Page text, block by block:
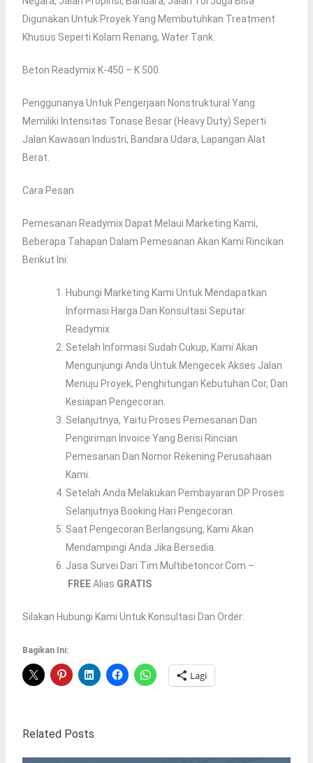
Digunakan Untuk Proyek Yang Membutuhkan Treatment
Khusus Seperti Kolam Renang, Water Tank.
Beton Readymix K-450 – K 500.
Penggunanya Untuk Pengerjaan Nonstruktural Yang
Memiliki Intensitas Tonase Besar (heavy Duty) Seperti
Jalan Kawasan Industri, Bandara Udara, Lapangan Alat
Berat.
Cara Pesan
Pemesanan Readymix Dapat Melaui Marketing Kami,
Beberapa Tahapan Dalam Pemesanan Akan Kami Rincikan
Berikut Ini:
Hubungi Marketing Kami Untuk Mendapatkan
Informasi Harga Dan Konsultasi Seputar
Readymix
Setelah Informasi Sudah Cukup, Kami Akan
Mengunjungi Anda Untuk Mengecek Akses Jalan
Menuju Proyek, Penghitungan Kebutuhan Cor, Dan
Kesiapan Pengecoran.
Selanjutnya, Yaitu Proses Pemesanan Dan
Pengiriman Invoice Yang Berisi Rincian
Pemesanan Dan Nomor Rekening Perusahaan
Kami.
Setelah Anda Melakukan Pembayaran DP Proses
Selanjutnya Booking Hari Pengecoran.
Saat Pengecoran Berlangsung, Kami Akan
Mendampingi Anda Jika Bersedia.
Jasa Survei Dari Tim Multibetoncor.com –
FREEAlias GRATIS
Silakan Hubungi Kami Untuk Konsultasi Dan Order:
Bagikan Ini:
Lagi
Related Posts